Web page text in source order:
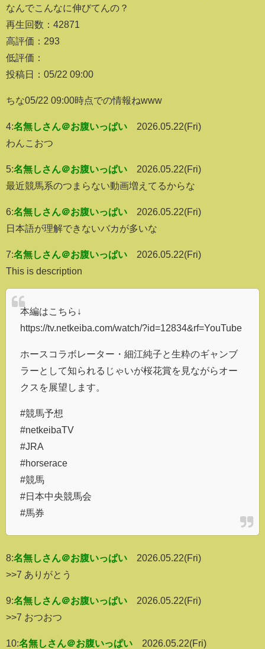
なんでこんなに伸びてんの？
再生回数：42871
高評価：293
低評価：
投稿日：05/22 09:00
ちな05/22 09:00時点での情報ねwww
4:名無しさん＠お腹いっぱい
2026.05.22(Fri)
わんこおつ
5:名無しさん＠お腹いっぱい
2026.05.22(Fri)
最近競馬系のつまらない動画増えてるからな
6:名無しさん＠お腹いっぱい
2026.05.22(Fri)
日本語が理解できないバカが多いな
7:名無しさん＠お腹いっぱい
2026.05.22(Fri)
This is description
本編はこちら↓
https://tv.netkeiba.com/watch/?id=12834&rf=YouTube
ホースコラボレーター・細江純子と生粋のギャンブ
ラーとして知られるじゃいが桜花賞を見ながらオー
クスを展望します。
#競馬予想
#netkeibaTV
#JRA
#horserace
#競馬
#日本中央競馬会
#馬券
8:名無しさん＠お腹いっぱい
2026.05.22(Fri)
>>7 ありがとう
9:名無しさん＠お腹いっぱい
2026.05.22(Fri)
>>7 おつおつ
10:名無しさん＠お腹いっぱい 2026.05.22(Fri)